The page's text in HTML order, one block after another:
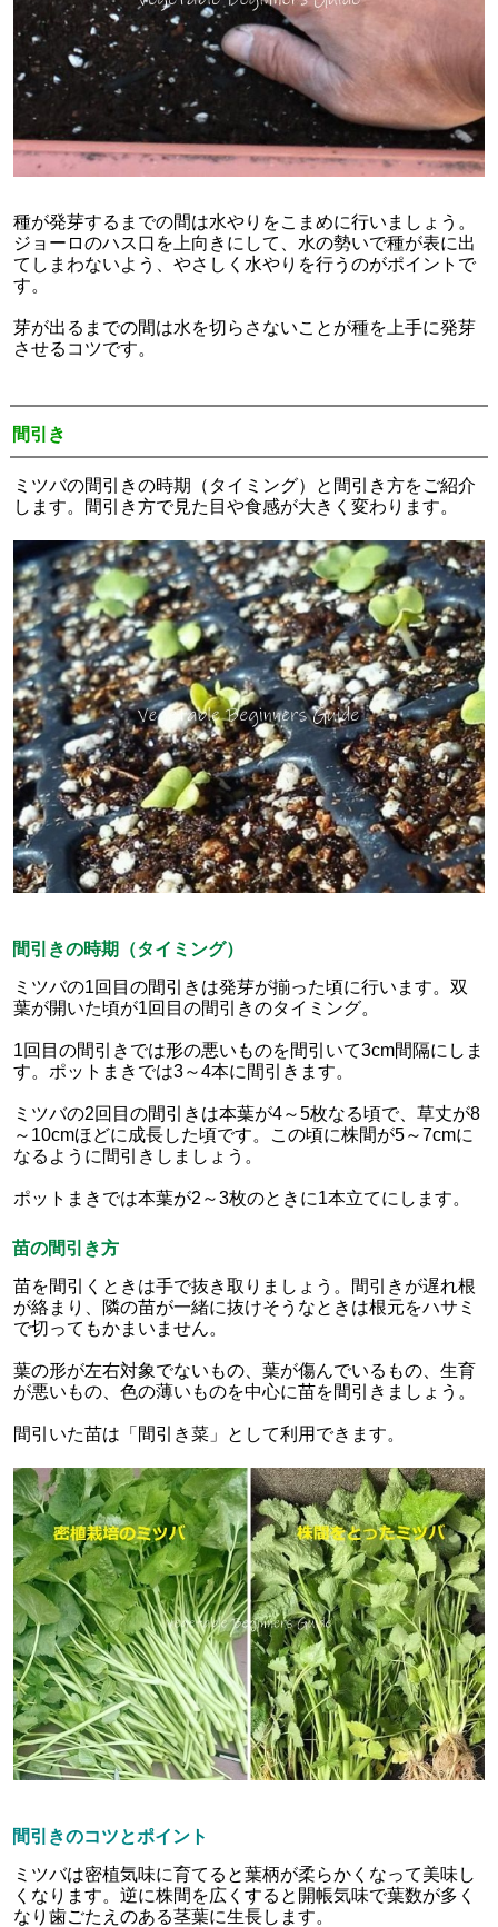
種が発芽するまでの間は水やりをこまめに行いましょう。
ジョーロのハス口を上向きにして、水の勢いで種が表に出
てしまわないよう、やさしく水やりを行うのがポイントで
す。
芽が出るまでの間は水を切らさないことが種を上手に発芽
させるコツです。
間引き
ミツバの間引きの時期（タイミング）と間引き方をご紹介
します。間引き方で見た目や食感が大きく変わります。
間引きの時期（タイミング）
ミツバの1回目の間引きは発芽が揃った頃に行います。双
葉が開いた頃が1回目の間引きのタイミング。
1回目の間引きでは形の悪いものを間引いて3cm間隔にしま
す。ポットまきでは3～4本に間引きます。
ミツバの2回目の間引きは本葉が4～5枚なる頃で、草丈が8
～10cmほどに成長した頃です。この頃に株間が5～7cmに
なるように間引きしましょう。
ポットまきでは本葉が2～3枚のときに1本立てにします。
苗の間引き方
苗を間引くときは手で抜き取りましょう。間引きが遅れ根
が絡まり、隣の苗が一緒に抜けそうなときは根元をハサミ
で切ってもかまいません。
葉の形が左右対象でないもの、葉が傷んでいるもの、生育
が悪いもの、色の薄いものを中心に苗を間引きましょう。
間引いた苗は「間引き菜」として利用できます。
間引きのコツとポイント
ミツバは密植気味に育てると葉柄が柔らかくなって美味し
くなります。逆に株間を広くすると開帳気味で葉数が多く
なり歯ごたえのある茎葉に生長します。